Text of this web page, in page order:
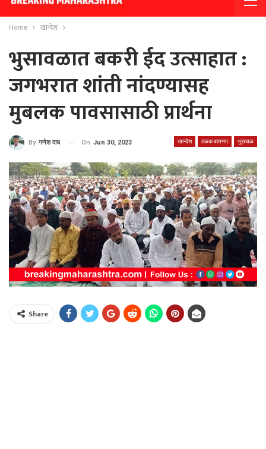
Home खान्देश
भुसावळात बकरी ईद उत्साहात :
जगभरात शांती नांदण्यासह
मुबलक पावसासाठी प्रार्थना
खान्देश ठळक बातम्या भुसावळ
By गणेश वाघ On Jun 30, 2023
Share